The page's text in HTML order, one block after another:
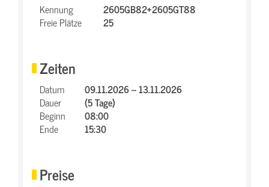
Kennung
2605GB82+2605GT88
Freie Plätze
25
Zeiten
Datum
09.11.2026 – 13.11.2026
Dauer
(5 Tage)
Beginn
08:00
Ende
15:30
Preise